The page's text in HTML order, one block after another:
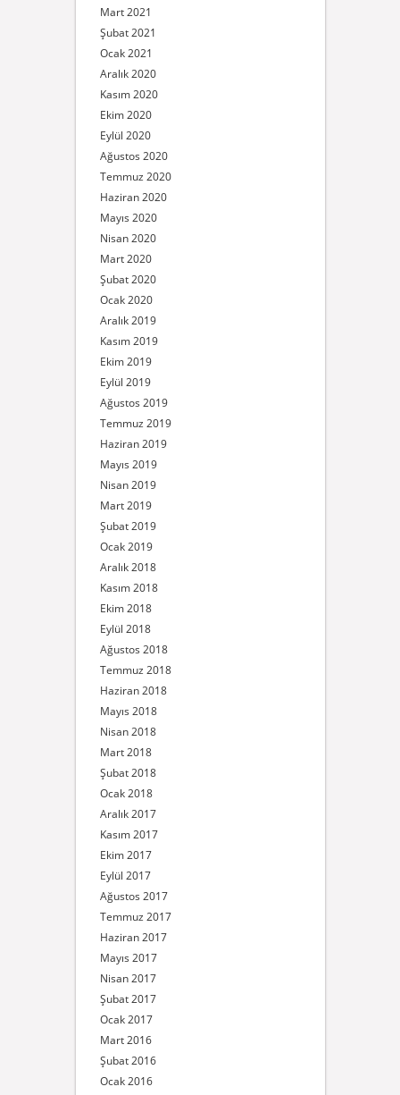
Mart 2021
Şubat 2021
Ocak 2021
Aralık 2020
Kasım 2020
Ekim 2020
Eylül 2020
Ağustos 2020
Temmuz 2020
Haziran 2020
Mayıs 2020
Nisan 2020
Mart 2020
Şubat 2020
Ocak 2020
Aralık 2019
Kasım 2019
Ekim 2019
Eylül 2019
Ağustos 2019
Temmuz 2019
Haziran 2019
Mayıs 2019
Nisan 2019
Mart 2019
Şubat 2019
Ocak 2019
Aralık 2018
Kasım 2018
Ekim 2018
Eylül 2018
Ağustos 2018
Temmuz 2018
Haziran 2018
Mayıs 2018
Nisan 2018
Mart 2018
Şubat 2018
Ocak 2018
Aralık 2017
Kasım 2017
Ekim 2017
Eylül 2017
Ağustos 2017
Temmuz 2017
Haziran 2017
Mayıs 2017
Nisan 2017
Şubat 2017
Ocak 2017
Mart 2016
Şubat 2016
Ocak 2016